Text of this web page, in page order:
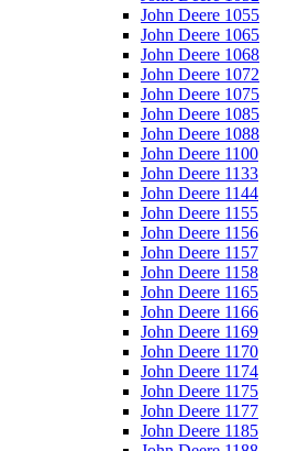
John Deere 1055
John Deere 1065
John Deere 1068
John Deere 1072
John Deere 1075
John Deere 1085
John Deere 1088
John Deere 1100
John Deere 1133
John Deere 1144
John Deere 1155
John Deere 1156
John Deere 1157
John Deere 1158
John Deere 1165
John Deere 1166
John Deere 1169
John Deere 1170
John Deere 1174
John Deere 1175
John Deere 1177
John Deere 1185